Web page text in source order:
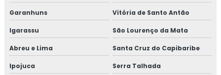
Garanhuns Vitória de Santo Antão
Igarassu São Lourenço da Mata
Abreu e Lima Santa Cruz do Capibaribe
Ipojuca Serra Talhada